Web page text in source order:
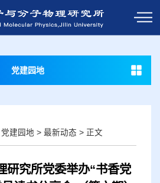
党建园地
党建园地 > 最新动态 > 正文
研究所党委举办“书香党